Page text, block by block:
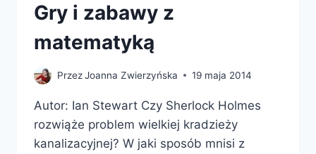
Gry i zabawy z
matematyką
PrzezJoanna Zwierzyńska 19 maja 2014
Autor: Ian Stewart Czy Sherlock Holmes
rozwiąże problem wielkiej kradzieży
kanalizacyjnej? W jaki sposób mnisi z